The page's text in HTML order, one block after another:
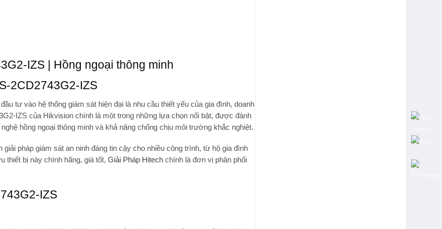
IZS | Hồng ngoại thông minh
2CD2743G2-IZS
tư vào hệ thống giám sát hiện đại là nhu cầu thiết yếu của gia đình, doanh
IZS của Hikvision chính là một trong những lựa chọn nổi bật, được đánh
hồng ngoại thông minh và khả năng chống chịu môi trường khắc nghiệt.
pháp giám sát an ninh đáng tin cậy cho nhiều công trình, từ hộ gia đình
thiết bị này chính hãng, giá tốt, Giải Pháp Hitech chính là đơn vị phân phối
IZS